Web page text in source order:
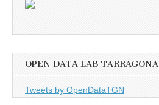
OPEN DATA LAB TARRAGONA
Tweets by OpenDataTGN